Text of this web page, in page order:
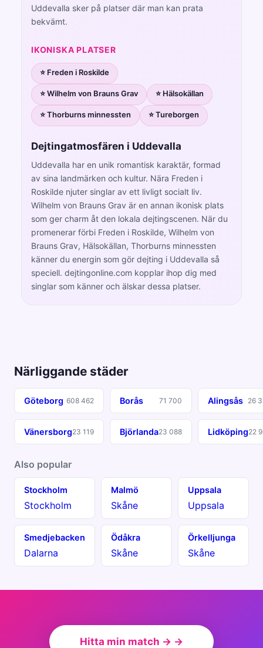
Uddevalla sker på platser där man kan prata
bekvämt.
IKONISKA PLATSER
⭐ Freden i Roskilde
⭐ Wilhelm von Brauns Grav ⭐ Hälsokällan
⭐ Thorburns minnessten ⭐ Tureborgen
Dejtingatmosfären i Uddevalla
Uddevalla har en unik romantisk karaktär, formad
av sina landmärken och kultur. Nära Freden i
Roskilde njuter singlar av ett livligt socialt liv.
Wilhelm von Brauns Grav är en annan ikonisk plats
som ger charm åt den lokala dejtingscenen. När du
promenerar förbi Freden i Roskilde, Wilhelm von
Brauns Grav, Hälsokällan, Thorburns minnessten
känner du energin som gör dejting i Uddevalla så
speciell. dejtingonline.com kopplar ihop dig med
singlar som känner och älskar dessa platser.
Närliggande städer
Göteborg 608 462 Borås 71 700 Alingsås 26
Vänersborg23 119 Björlanda23 088 Lidköping22
Also popular
Stockholm
Stockholm
Malmö
Skåne
Uppsala
Uppsala
Smedjebacken
Dalarna
Ödåkra
Skåne
Örkelljunga
Skåne
Hitta min match → →